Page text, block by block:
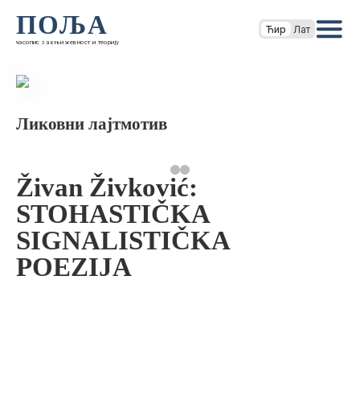
ПОЉА
часопис за књижевност и теорију
Ћир Лат
Ликовни лајтмотив
Živan Živković:
STOHASTIČKA
SIGNALISTIČKA
POEZIJA